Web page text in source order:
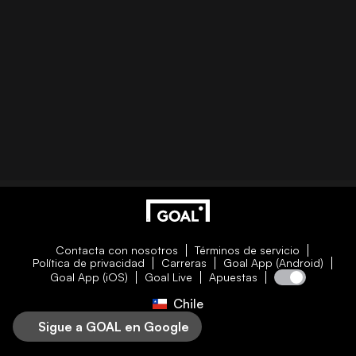
Contacta con nosotros
Términos de servicio
Política de privacidad
Carreras
Goal App (Android)
Goal App (iOS)
Goal Live Apuestas
Chile
Sigue a GOAL en Google